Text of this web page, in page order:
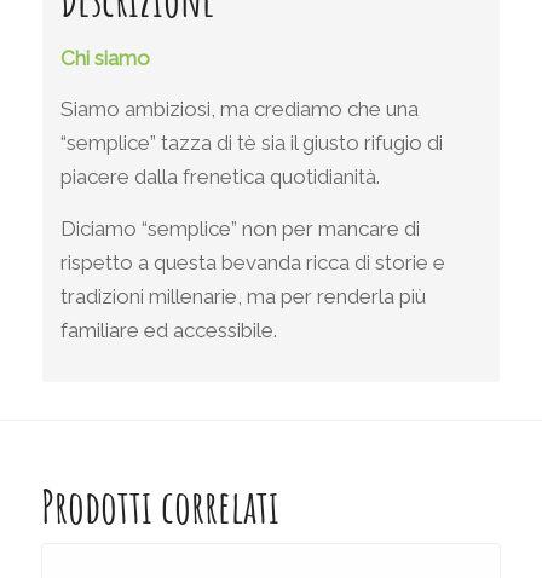
Chi siamo
Siamo ambiziosi, ma crediamo che una
“semplice” tazza di tè sia il giusto rifugio di
piacere dalla frenetica quotidianità.
Diciamo “semplice” non per mancare di
rispetto a questa bevanda ricca di storie e
tradizioni millenarie, ma per renderla più
familiare ed accessibile.
Prodotti correlati